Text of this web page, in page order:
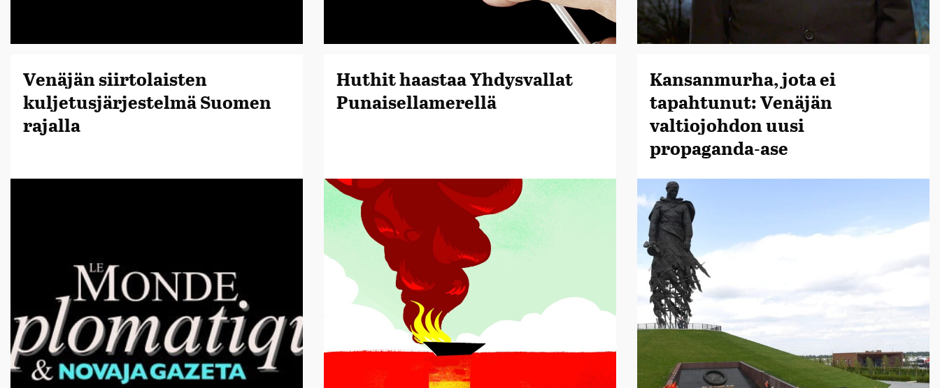
Venäjän siirtolaisten
kuljetusjärjestelmä Suomen
rajalla
Huthit haastaa Yhdysvallat
Punaisellamerellä
Kansanmurha, jota ei
tapahtunut: Venäjän
valtiojohdon uusi
propaganda-ase